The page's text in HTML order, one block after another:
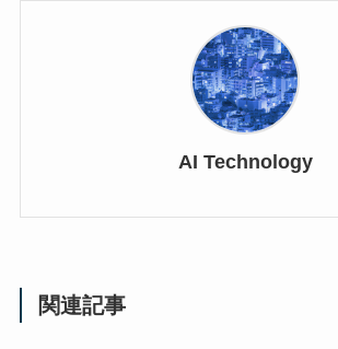
AI Technology
関連記事